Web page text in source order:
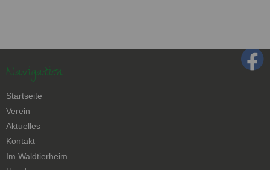
Navigation
Navigation
überspringen
Startseite
Verein
Aktuelles
Kontakt
Navigation
überspringen
Im Waldtierheim